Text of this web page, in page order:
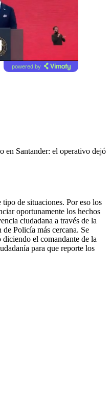
powered by
en Santander: el operativo dejó
tipo de situaciones. Por eso los
oportunamente los hechos
ciudadana a través de la
Policía más cercana. Se
diciendo el comandante de la
para que reporte los